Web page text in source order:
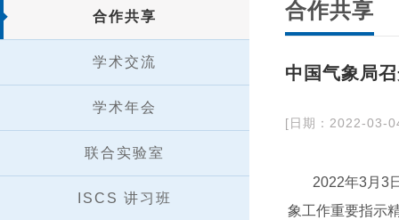
合作共享
学术交流
学术年会
联合实验室
ISCS 讲习班
合作共享
中国气象局
[日期：2022-03-
2022年3月3日
象工作重要指示